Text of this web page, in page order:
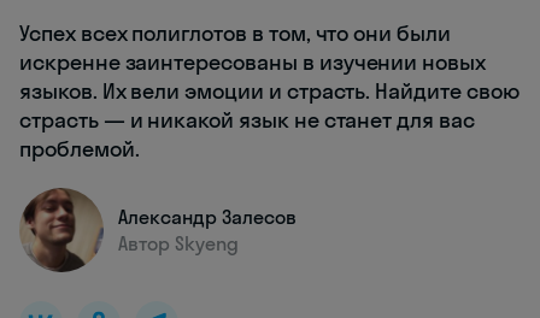
Успех всех полиглотов в том, что они были
искренне заинтересованы в изучении новых
языков. Их вели эмоции и страсть. Найдите свою
страсть — и никакой язык не станет для вас
проблемой.
Александр Залесов
Автор Skyeng